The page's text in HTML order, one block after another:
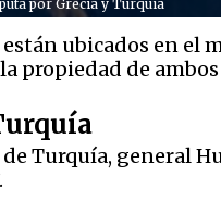
por Grecia y Turquía
ubicados en el
propiedad de
de Turquía, general